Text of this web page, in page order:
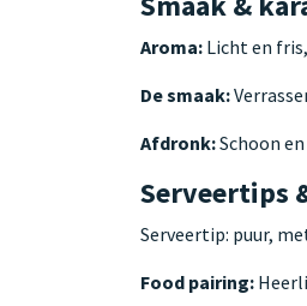
Aroma: Licht en
De smaak:
Afdronk:Schoon
Serveertips
Serveertip: puur,
Food pairing: